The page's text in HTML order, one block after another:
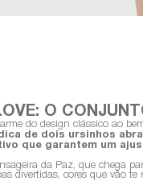
O
do design clássico ao
de dois ursinhos
que garantem um
da Paz, que chega
divertidas, cores que vão